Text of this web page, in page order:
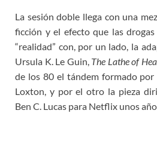
c
e
b
o
o
k
i
t
t
r
s
t
o
d
o
n
p
y
L
n
k
n
e
a
m
e
n
t
e
r
e
s
t
La sesión doble llega con una
ficción y el efecto que las
“realidad” con, por un lado, la
Ursula K. Le Guin, The Lathe of
de los 80 el tándem formado por
Loxton, y por el otro la pieza
Ben C. Lucas para Netflix unos